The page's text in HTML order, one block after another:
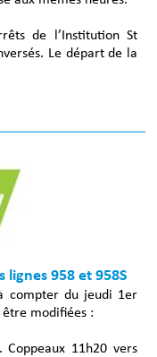
de l’Institution St
Le départ de la
lignes 958 et 958S
compter du jeudi 1er
être modifiées :
11h20 vers